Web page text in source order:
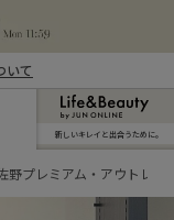
いて
新しいキレイと出合うために。
野プレミアム・アウトレッ